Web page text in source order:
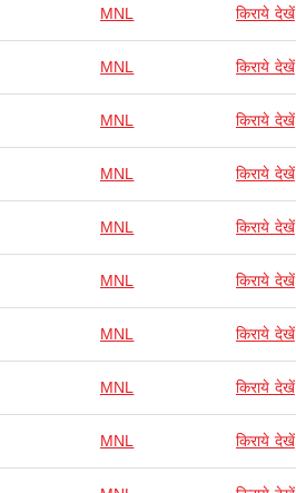
MNL किराये देखें
MNL किराये देखें
MNL किराये देखें
MNL किराये देखें
MNL किराये देखें
MNL किराये देखें
MNL किराये देखें
MNL किराये देखें
MNL किराये देखें